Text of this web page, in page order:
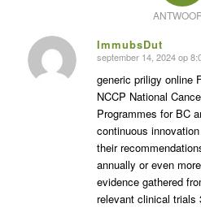
ImmubsDut
zegt:
september 14, 2024 op
generic priligy online
NCCP National
Programmes for BC
continuous
their
annually or even
evidence gathered
relevant clinical trials